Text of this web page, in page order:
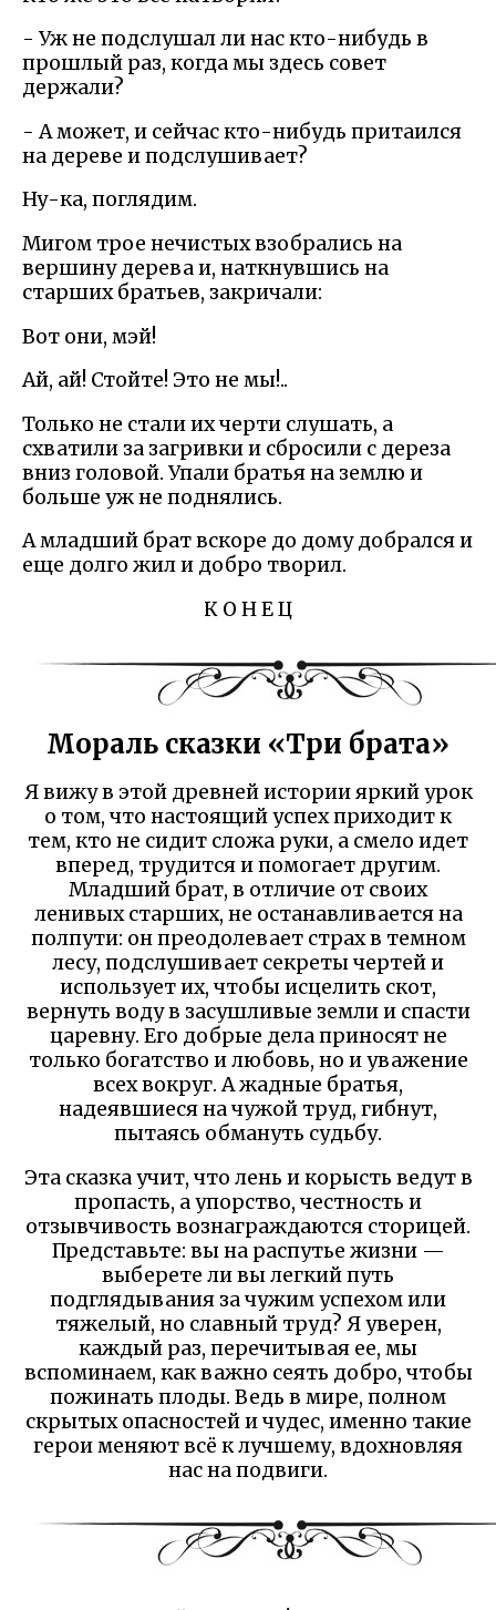
- Уж не подслушал ли нас кто-нибудь в
прошлый раз, когда мы здесь совет
держали?
- А может, и сейчас кто-нибудь притаился
на дереве и подслушивает?
Ну-ка, поглядим.
Мигом трое нечистых взобрались на
вершину дерева и, наткнувшись на
старших братьев, закричали:
Вот они, мэй!
Ай, ай! Стойте! Это не мы!..
Только не стали их черти слушать, а
схватили за загривки и сбросили с дереза
вниз головой. Упали братья на землю и
больше уж не поднялись.
А младший брат вскоре до дому добрался и
еще долго жил и добро творил.
К О Н Е Ц
Мораль сказки «Три брата»
Я вижу в этой древней истории яркий урок
о том, что настоящий успех приходит к
тем, кто не сидит сложа руки, а смело идет
вперед, трудится и помогает другим.
Младший брат, в отличие от своих
ленивых старших, не останавливается на
полпути: он преодолевает страх в темном
лесу, подслушивает секреты чертей и
использует их, чтобы исцелить скот,
вернуть воду в засушливые земли и спасти
царевну. Его добрые дела приносят не
только богатство и любовь, но и уважение
всех вокруг. А жадные братья,
надеявшиеся на чужой труд, гибнут,
пытаясь обмануть судьбу.
Эта сказка учит, что лень и корысть ведут в
пропасть, а упорство, честность и
отзывчивость вознаграждаются сторицей.
Представьте: вы на распутье жизни —
выберете ли вы легкий путь
подглядывания за чужим успехом или
тяжелый, но славный труд? Я уверен,
каждый раз, перечитывая ее, мы
вспоминаем, как важно сеять добро, чтобы
пожинать плоды. Ведь в мире, полном
скрытых опасностей и чудес, именно такие
герои меняют всё к лучшему, вдохновляя
нас на подвиги.